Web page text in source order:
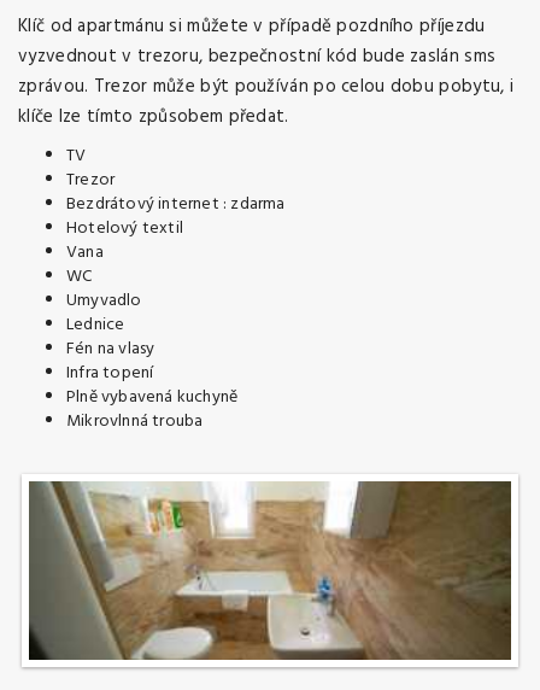
Klíč od apartmánu si můžete v případě pozdního příjezdu
vyzvednout v trezoru, bezpečnostní kód bude zaslán sms
zprávou. Trezor může být používán po celou dobu pobytu, i
klíče lze tímto způsobem předat.
TV
Trezor
Bezdrátový internet : zdarma
Hotelový textil
Vana
WC
Umyvadlo
Lednice
Fén na vlasy
Infra topení
Plně vybavená kuchyně
Mikrovlnná trouba